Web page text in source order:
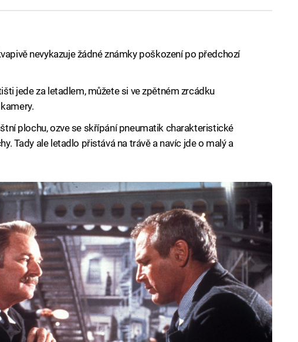
nevykazuje žádné známky poškození po předchozí
jede za letadlem, můžete si ve zpětném zrcádku
plochu, ozve se skřípání pneumatik charakteristické
Tady ale letadlo přistává na trávě a navíc jde o malý a